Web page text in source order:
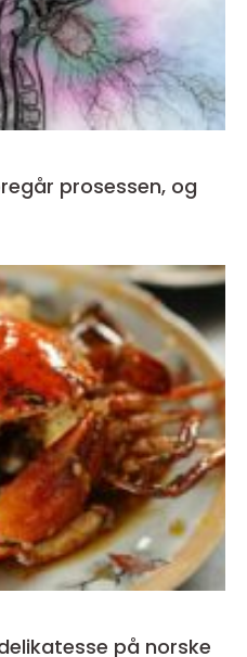
prosessen, og